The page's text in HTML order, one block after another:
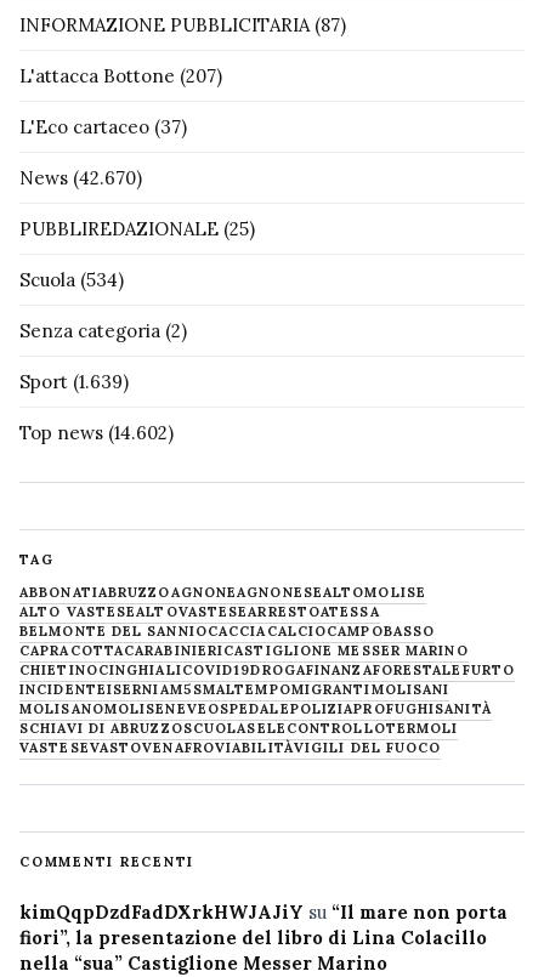
INFORMAZIONE PUBBLICITARIA(87)
L'attacca Bottone (207)
L'Eco cartaceo (37)
News (42.670)
PUBBLIREDAZIONALE (25)
Scuola (534)
Senza categoria (2)
Sport (1.639)
Top news (14.602)
TAG
ABBONATIABRUZZOAGNONEAGNONESEALTOMOLISE
ALTO VASTESEALTOVASTESEARRESTOATESSA
BELMONTE DEL SANNIOCACCIACALCIOCAMPOBASSO
CAPRACOTTACARABINIERICASTIGLIONE MESSER MARINO
CHIETINOCINGHIALICOVID19DROGAFINANZAFORESTALE FURTO
INCIDENTEISERNIAM5SMALTEMPOMIGRANTIMOLISANI
MOLISANOMOLISENEVE OSPEDALEPOLIZIAPROFUGHISANITÀ
SCHIAVI DI ABRUZZOSCUOLASELECONTROLLOTERMOLI
VASTESEVASTOVENAFROVIABILITÀVIGILI DEL FUOCO
COMMENTI RECENTI
kimQqpDzdFadDXrkHWJAJiY su “Il mare non porta
fiori”, la presentazione del libro di Lina Colacillo
nella “sua” Castiglione Messer Marino